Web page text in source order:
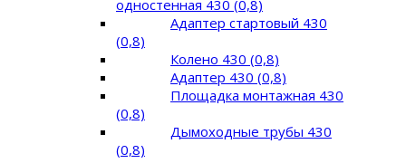
одностенная 430 (0,8)
Адаптер стартовый 430
(0,8)
Колено 430 (0,8)
Адаптер 430 (0,8)
Площадка монтажная 430
(0,8)
Дымоходные трубы 430
(0,8)